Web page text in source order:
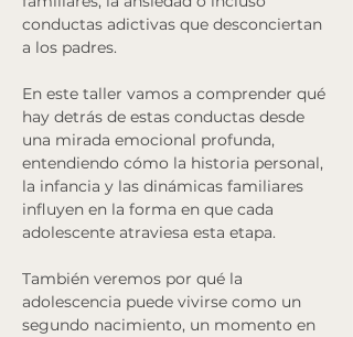
conductas adictivas que desconciertan
a los padres.
En este taller vamos a comprender qué
hay detrás de estas conductas desde
una mirada emocional profunda,
entendiendo cómo la historia personal,
la infancia y las dinámicas familiares
influyen en la forma en que cada
adolescente atraviesa esta etapa.
También veremos por qué la
adolescencia puede vivirse como un
segundo nacimiento, un momento en